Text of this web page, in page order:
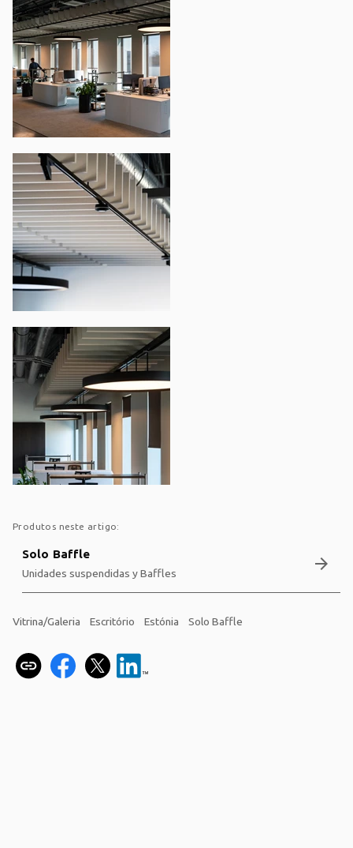
Produtos neste artigo:
Solo Baffle
Unidades suspendidas y Baffles arrow_forward
Vitrina/Galeria Escritório Estónia Solo Baffle